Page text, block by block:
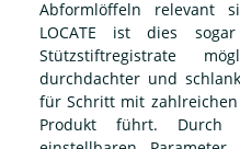
Abformlöffeln relevant
LOCATE ist dies
Stützstiftregistrate
durchdachter und
für Schritt mit
Produkt führt. Durch